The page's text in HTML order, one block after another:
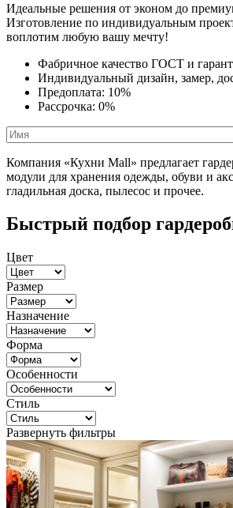
Идеальные решения от эконом до
Изготовление по индивидуальным
воплотим любую вашу мечту!
Фабричное качество ГОСТ и
Индивидуальный дизайн, замер,
Предоплата: 10%
Рассрочка: 0%
Компания «Кухни Mall» предлагает
модули для хранения одежды, обуви и
гладильная доска, пылесос и прочее.
Быстрый подбор
Цвет
Размер
Назначение
Форма
Особенности
Стиль
Развернуть фильтры